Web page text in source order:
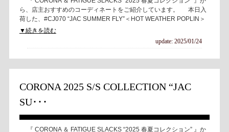
ら、店主おすすめのコーディネートをご紹介しています。 本日入
荷した、#CJ070 “JAC SUMMER FLY”＜HOT WEATHER POPLIN＞
▼続きを読む
update: 2025/01/24
CORONA 2025 S/S COLLECTION “JAC
SU･･･
『 CORONA ＆ FATIGUE SLACKS “2025 春夏コレクション” 』か